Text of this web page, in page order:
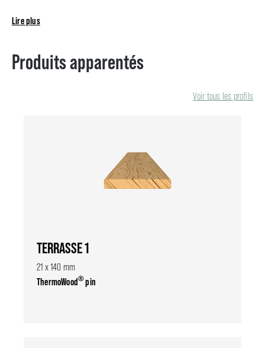
Lire plus
Produits apparentés
Voir tous les profils
TERRASSE 1
21 x 140 mm
ThermoWood®pin